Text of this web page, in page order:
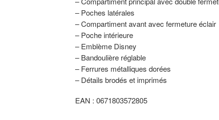
– Poches latérales
– Compartiment avant avec fermeture éclair
– Poche intérieure
– Emblème Disney
– Bandoulière réglable
– Ferrures métalliques dorées
– Détails brodés et imprimés
EAN : 0671803572805